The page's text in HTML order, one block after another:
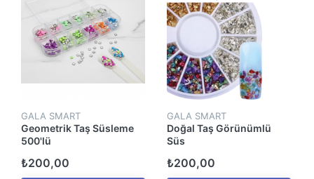
GALA SMART
Geometrik Taş Süsleme
500'lü
₺200,00
GALA SMART
Doğal Taş Görünümlü
Süs
₺200,00